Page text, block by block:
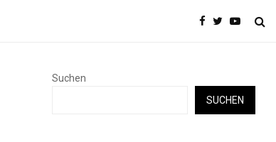
Suchen
SUCHEN